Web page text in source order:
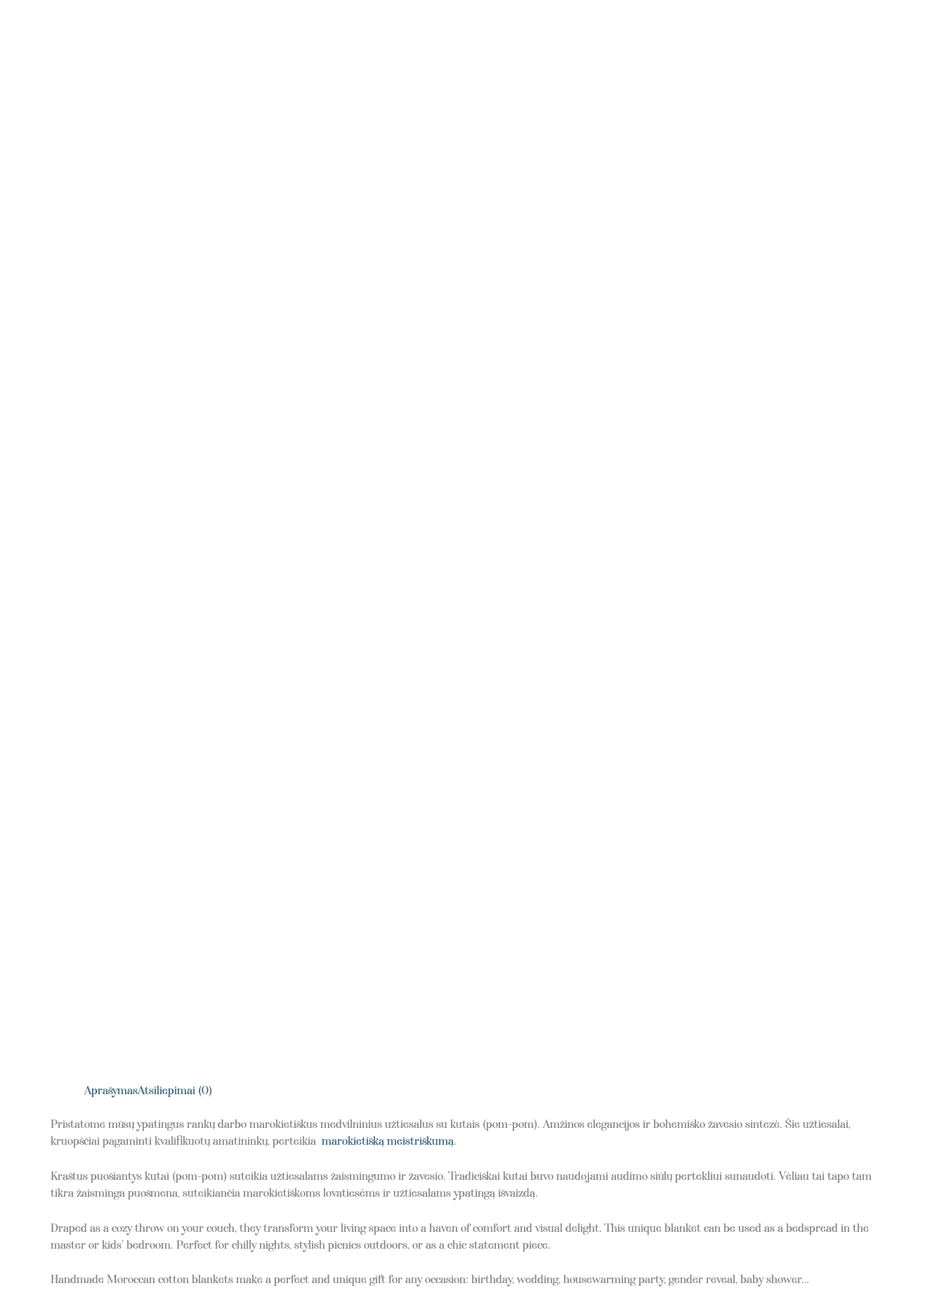
AprašymasAtsiliepimai (0)
Pristatome mūsų ypatingus rankų darbo marokietiškus medvilninius užtiesalus su kutais (pom-pom). Amžinos elegancijos ir bohemiško žavesio sintezė. Šie užtiesalai,
kruopščiai pagaminti kvalifikuotų amatininkų, perteikia marokietišką meistriškumą.
Kraštus puošiantys kutai (pom-pom) suteikia užtiesalams žaismingumo ir žavesio. Tradiciškai kutai buvo naudojami audimo siūlų pertekliui sunaudoti. Vėliau tai tapo tam
tikra žaisminga puošmena, suteikiančia marokietiškoms lovatiesėms ir užtiesalams ypatingą išvaizdą.
Draped as a cozy throw on your couch, they transform your living space into a haven of comfort and visual delight. This unique blanket can be used as a bedspread in the
master or kids’ bedroom. Perfect for chilly nights, stylish picnics outdoors, or as a chic statement piece.
Handmade Moroccan cotton blankets make a perfect and unique gift for any occasion: birthday, wedding, housewarming party, gender reveal, baby shower…